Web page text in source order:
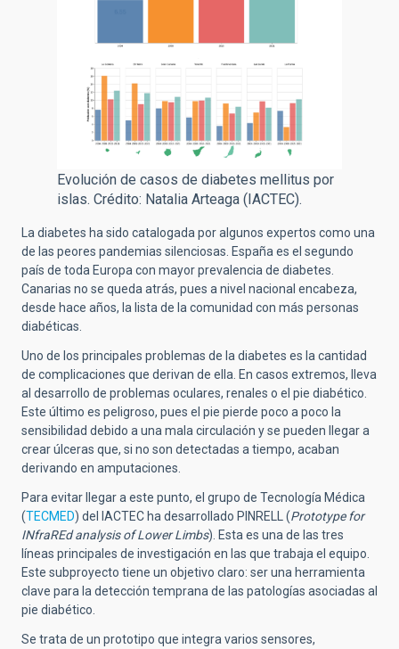
Evolución de casos de diabetes mellitus por
islas. Crédito: Natalia Arteaga (IACTEC).
La diabetes ha sido catalogada por algunos expertos como una
de las peores pandemias silenciosas. España es el segundo
país de toda Europa con mayor prevalencia de diabetes.
Canarias no se queda atrás, pues a nivel nacional encabeza,
desde hace años, la lista de la comunidad con más personas
diabéticas.
Uno de los principales problemas de la diabetes es la cantidad
de complicaciones que derivan de ella. En casos extremos, lleva
al desarrollo de problemas oculares, renales o el pie diabético.
Este último es peligroso, pues el pie pierde poco a poco la
sensibilidad debido a una mala circulación y se pueden llegar a
crear úlceras que, si no son detectadas a tiempo, acaban
derivando en amputaciones.
Para evitar llegar a este punto, el grupo de Tecnología Médica
(TECMED) del IACTEC ha desarrollado PINRELL (Prototype for
INfraREd analysis of Lower Limbs). Esta es una de las tres
líneas principales de investigación en las que trabaja el equipo.
Este subproyecto tiene un objetivo claro: ser una herramienta
clave para la detección temprana de las patologías asociadas al
pie diabético.
Se trata de un prototipo que integra varios sensores,